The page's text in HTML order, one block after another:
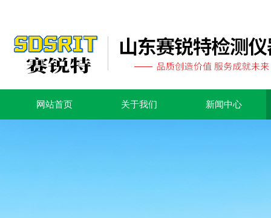
网站首页 关于我们 新闻中心